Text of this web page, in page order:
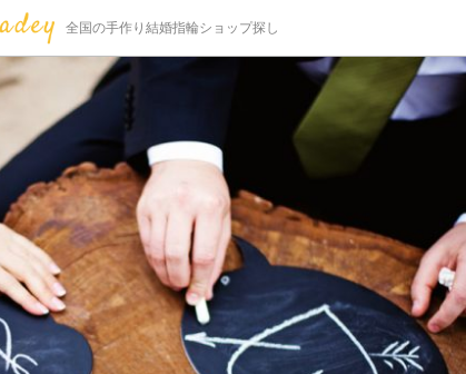
全国の手作り結婚指輪ショップ探し